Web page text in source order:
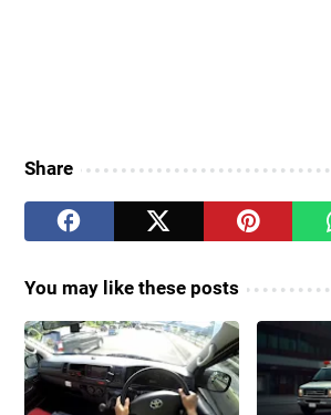
Share
You may like these posts